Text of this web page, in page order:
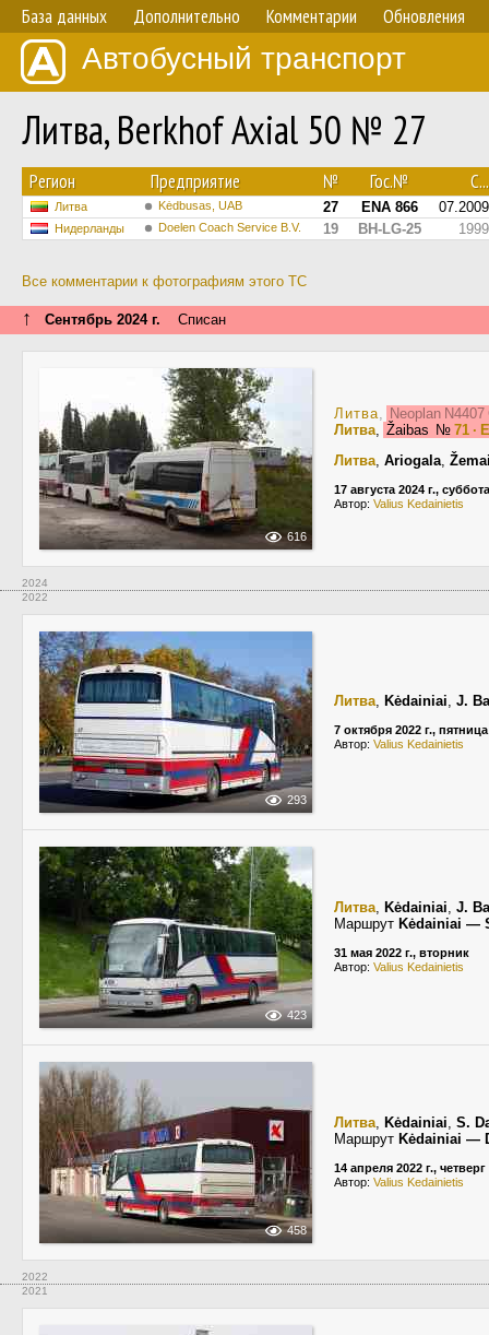
База данных Дополнительно Комментарии Обновления
Автобусный транспорт
Литва, Berkhof Axial 50 № 27
Регион Предприятие № Гос.№ С...
Литва Kėdbusas, UAB 27 ENA 866 07.2009
Нидерланды Doelen Coach Service B.V. 19 BH-LG-25 1999
Все комментарии к фотографиям этого ТС
↑ Сентябрь 2024 г. Списан
616
Литва, Neoplan
Литва, Žaibas № 71 ·
Литва, Ariogala,
17 августа 2024 г., суббота
Автор: Valius Kedainietis
2024
2022
293
Литва, Kėdainiai, J.
7 октября 2022 г., пятница
Автор: Valius Kedainietis
423
Литва, Kėdainiai, J.
Маршрут Kėdainiai —
31 мая 2022 г., вторник
Автор: Valius Kedainietis
458
Литва, Kėdainiai, S.
Маршрут Kėdainiai —
14 апреля 2022 г., четверг
Автор: Valius Kedainietis
2022
2021